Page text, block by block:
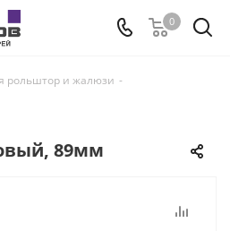
0
рольштор и жалюзи -
89мм